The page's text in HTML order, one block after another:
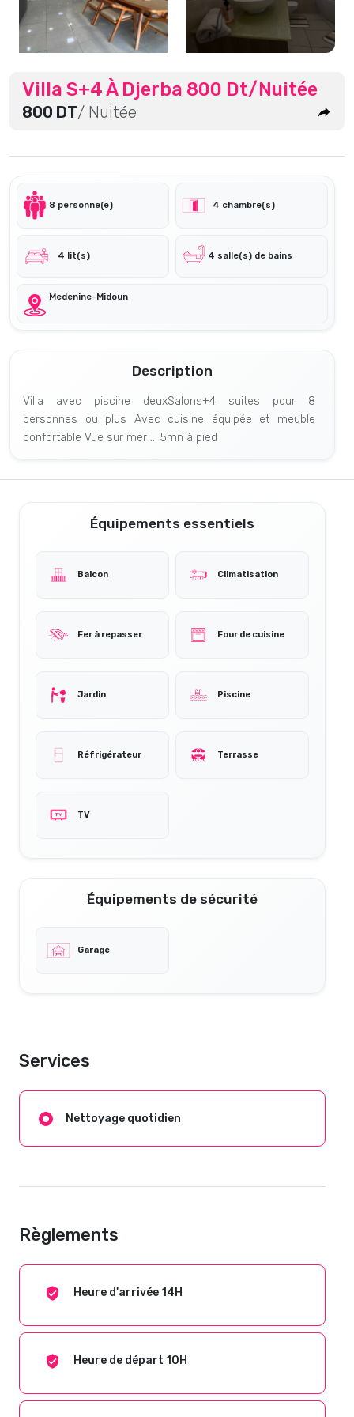
Villa S+4 À Djerba 800 Dt/Nuitée
800 DT/ Nuitée
8 personne(e) 4 chambre(s)
4 lit(s) 4 salle(s) de bains
Medenine-Midoun
Description
Villa avec piscine deuxSalons+4 suites pour 8
personnes ou plus Avec cuisine équipée et meuble
confortable Vue sur mer ... 5mn à pied
Équipements essentiels
Balcon Climatisation
Fer à repasser Four de cuisine
Jardin Piscine
Réfrigérateur Terrasse
TV
Équipements de sécurité
Garage
Services
Nettoyage quotidien
Règlements
Heure d'arrivée 14H
Heure de départ 10H